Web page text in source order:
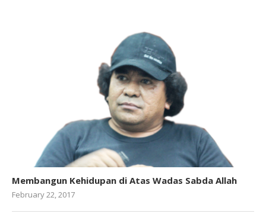
Membangun Kehidupan di Atas Wadas Sabda Allah
February 22, 2017